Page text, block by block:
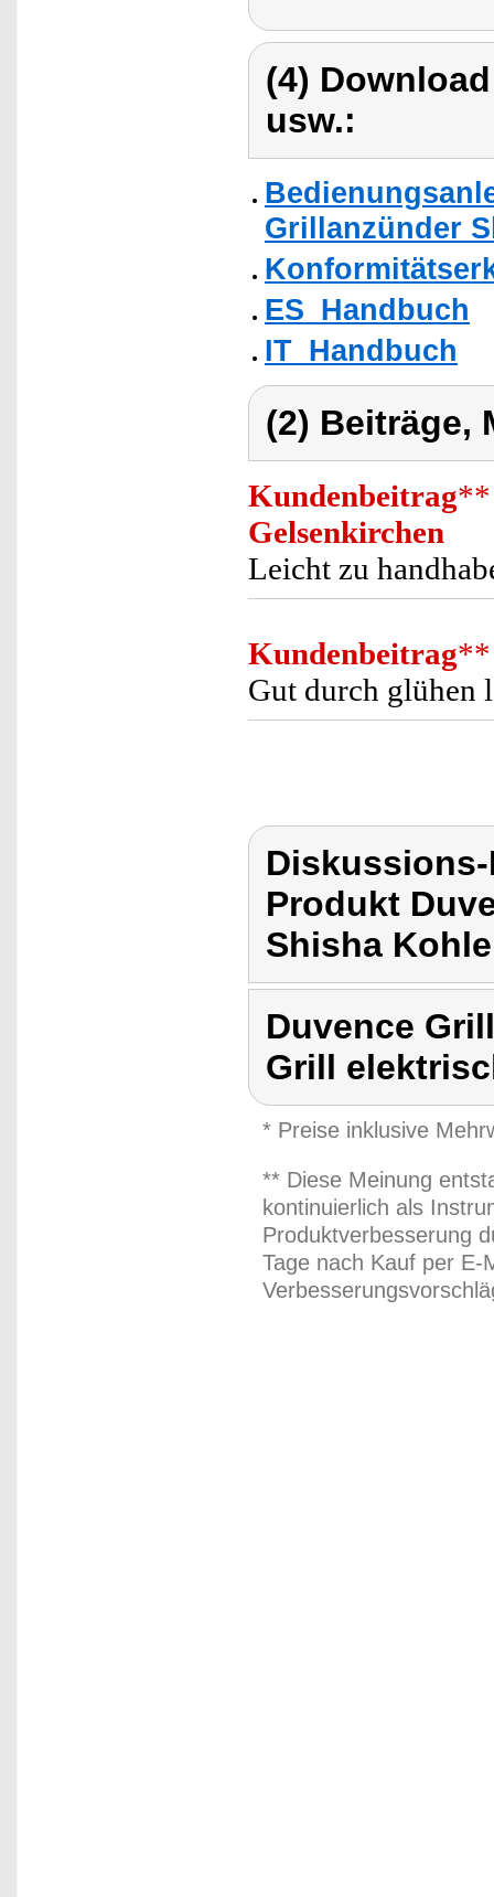
(4)
usw.:
Grillanzünder
ES_Handbuch
IT_Handbuch
(2) Beiträge,
Kundenbeitrag**
Gelsenkirchen
Leicht zu
Kundenbeitrag**
Gut durch glühen
Produkt
Shisha
Duvence
Grill
* Preise inklusive
** Diese Meinung
kontinuierlich als
Produktverbesserung
Tage nach Kauf per E-